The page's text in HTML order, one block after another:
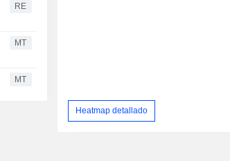
RE
MT
MT
Heatmap detallado